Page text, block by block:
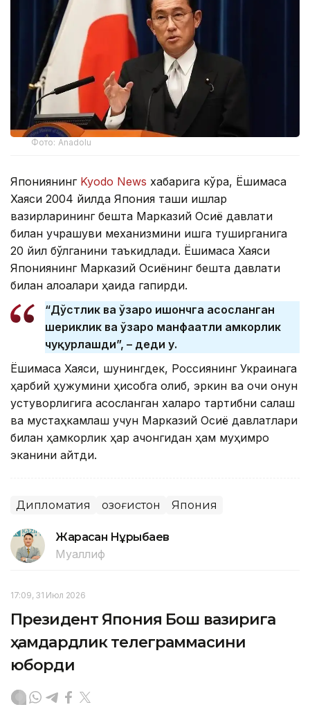
Фото: Anadolu
Япониянинг Kyodo News хабарига кўра, Ёшимаса
Хаяcи 2004 йилда Япония ташқи ишлар
вазирларининг бешта Марказий Осиё давлати
билан учрашуви механизмини ишга туширганига
20 йил бўлганини таъкидлади. Ёшимаса Хаяcи
Япониянинг Марказий Осиёнинг бешта давлати
билан алоқалари ҳақида гапирди.
“Дўстлик ва ўзаро ишончга асосланган
шериклик ва ўзаро манфаатли ҳамкорлик
чуқурлашди”, – деди у.
Ёшимаса Хаяcи, шунингдек, Россиянинг Украинага
ҳарбий ҳужумини ҳисобга олиб, эркин ва очиқ қонун
устуворлигига асосланган халқаро тартибни сақлаш
ва мустаҳкамлаш учун Марказий Осиё давлатлари
билан ҳамкорлик ҳар қачонгидан ҳам муҳимроқ
эканини айтди.
Дипломатия Қозоғистон Япония
Жарасқан Нұрыбаев
Муаллиф
17:09, 31 Июл 2026
Президент Япония Бош вазирига
ҳамдардлик телеграммасини
юборди